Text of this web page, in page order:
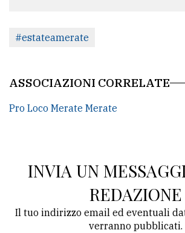
#estateamerate
ASSOCIAZIONI CORRELATE
Pro Loco Merate Merate
INVIA UN
REDAZIONE
Il tuo indirizzo email ed eventuali
verranno pubblicati.